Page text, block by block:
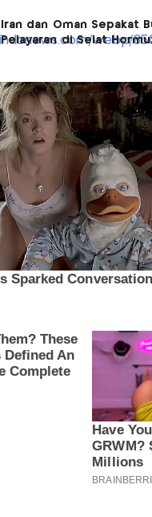
Iran dan Oman Sepakat
Pelayaran di Selat